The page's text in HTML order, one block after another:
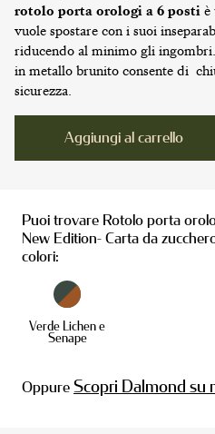
PORTA
rotolo porta orologi a 6 posti è
vuole spostare con i suoi
riducendo al minimo gli
in metallo brunito consente di
sicurezza.
Aggiungi al carrello
Puoi trovare Rotolo porta
New Edition- Carta da
colori:
Verde Lichen e
Senape
Oppure Scopri Dalmond su